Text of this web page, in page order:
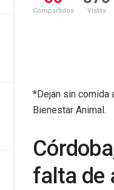
Compartidos Vistas
*Dejan sin comida
Bienestar Animal.
falta de